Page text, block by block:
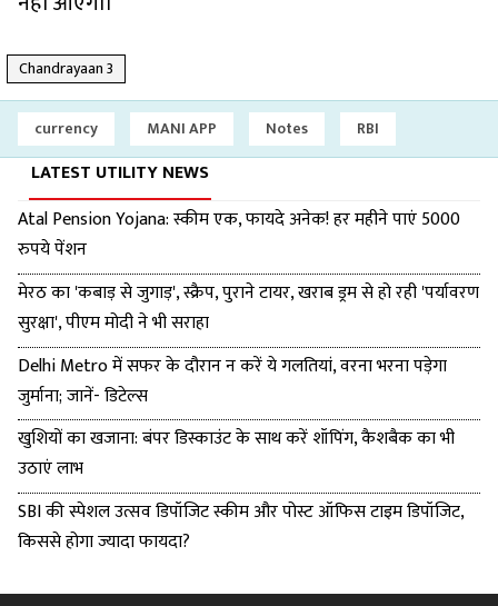
Chandrayaan 3
currency MANI APP Notes RBI
LATEST UTILITY NEWS
Atal Pension Yojana: स्कीम एक, फायदे अनेक! हर महीने पाएं 5000
रुपये पेंशन
मेरठ का 'कबाड़ से जुगाड़', स्क्रैप, पुराने टायर, खराब ड्रम से हो रही 'पर्यावरण
सुरक्षा', पीएम मोदी ने भी सराहा
Delhi Metro में सफर के दौरान न करें ये गलतियां, वरना भरना पड़ेगा
जुर्माना; जानें- डिटेल्स
खुशियों का खजाना: बंपर डिस्काउंट के साथ करें शॉपिंग, कैशबैक का भी
उठाएं लाभ
SBI की स्पेशल उत्सव डिपॉजिट स्कीम और पोस्ट ऑफिस टाइम डिपॉजिट,
किससे होगा ज्यादा फायदा?